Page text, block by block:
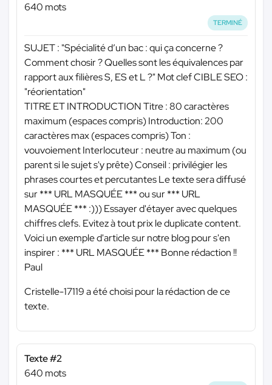
640 mots
TERMINÉ
SUJET : "Spécialité d’un bac : qui ça concerne ?
Comment chosir ? Quelles sont les équivalences par
rapport aux filières S, ES et L ?" Mot clef CIBLE SEO :
"réorientation"
TITRE ET INTRODUCTION Titre : 80 caractères
maximum (espaces compris) Introduction: 200
caractères max (espaces compris) Ton :
vouvoiement Interlocuteur : neutre au maximum (ou
parent si le sujet s'y prête) Conseil : privilégier les
phrases courtes et percutantes Le texte sera diffusé
sur*** URL MASQUÉE ***ou sur*** URL
MASQUÉE *** :))) Essayer d'étayer avec quelques
chiffres clefs. Evitez à tout prix le duplicate content.
Voici un exemple d'article sur notre blog pour s'en
inspirer : *** URL MASQUÉE *** Bonne rédaction !!
Paul
Cristelle-17119 a été choisi pour la rédaction de ce
texte.
Texte #2
640 mots